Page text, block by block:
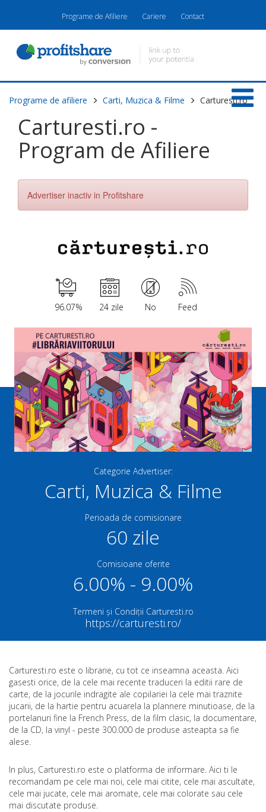
Programe de Afiliere Cariere Contact
Programe de afiliere Carti, Muzica & Filme Carturesti.ro
Carturesti.ro -
Program de Afiliere
Advertiser inactiv in Profitshare
96.07% 24 zile No Feed
Categorie Advertiser:
Carti, Muzica & Filme
Perioada de comisionare
60 zile
Comisioane oferite
6.00% - 9.00%
Termeni și Condiții Carturesti.ro
https://carturesti.ro/
Carturesti.ro este o librarie, cu tot ce inseamna aceasta. Aici
gasesti orice, de la cele mai recente traduceri la editii rare de
carte, de la jocurile indragite ale copilariei la cele mai traznite
jucarii, de la hartie pentru acuarela la plannere minutioase, de la
portelanuri fine la French Press, de la film clasic, la documentare,
de la CD, la vinyl - peste 300.000 de produse asteapta sa fie
alese.
In plus, Carturesti.ro este o platforma de informare. Aici ti le
recomandam pe cele mai noi, cele mai citite, cele mai ascultate,
cele mai jucate, cele mai aromate, cele mai colorate sau cele
mai discutate produse.